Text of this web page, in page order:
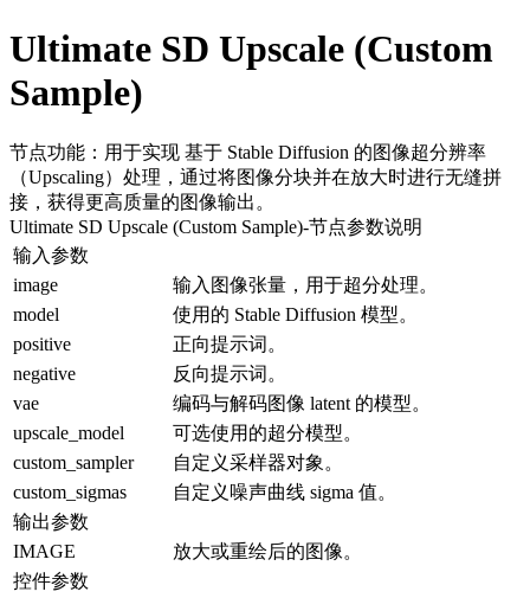
Ultimate SD Upscale (Custom
Sample)
节点功能：用于实现 基于 Stable Diffusion 的图像超分辨率
（Upscaling）处理，通过将图像分块并在放大时进行无缝拼
接，获得更高质量的图像输出。
Ultimate SD Upscale (Custom Sample)-节点参数说明
输入参数
image
输入图像张量，用于超分处理。
model
使用的 Stable Diffusion 模型。
positive
正向提示词。
negative
反向提示词。
vae
编码与解码图像 latent 的模型。
upscale_model
可选使用的超分模型。
custom_sampler
自定义采样器对象。
custom_sigmas
自定义噪声曲线 sigma 值。
输出参数
IMAGE
放大或重绘后的图像。
控件参数